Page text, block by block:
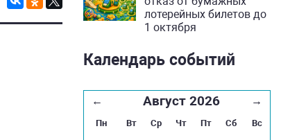
лотерейных билетов до
1 октября
Календарь событий
← Август 2026 →
Пн Вт Ср Чт Пт Сб Вс